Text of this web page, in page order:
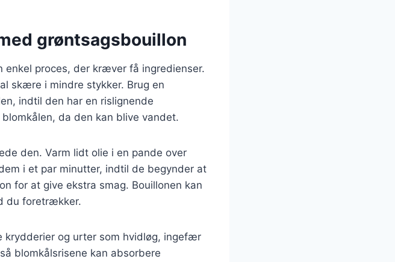
grøntsagsbouillon
enkel proces, der kræver få ingredienser.
skære i mindre stykker. Brug en
indtil den har en rislignende
da den kan blive vandet.
den. Varm lidt olie i en pande over
i et par minutter, indtil de begynder at
for at give ekstra smag. Bouillonen kan
du foretrækker.
krydderier og urter som hvidløg, ingefær
blomkålsrisene kan absorbere